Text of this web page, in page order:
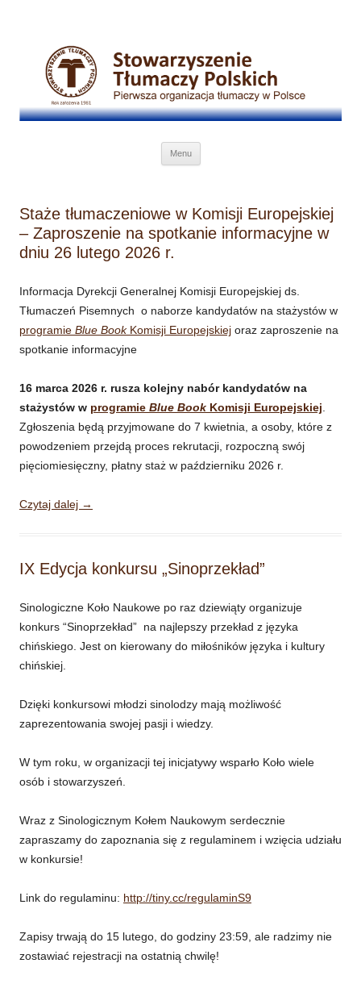
Menu
Staże tłumaczeniowe w Komisji Europejskiej
– Zaproszenie na spotkanie informacyjne w
dniu 26 lutego 2026 r.
Informacja Dyrekcji Generalnej Komisji Europejskiej ds.
Tłumaczeń Pisemnych o naborze kandydatów na stażystów w
programie Blue Book Komisji Europejskiej oraz zaproszenie na
spotkanie informacyjne
16 marca 2026 r. rusza kolejny nabór kandydatów na
stażystów w programie Blue Book Komisji Europejskiej.
Zgłoszenia będą przyjmowane do 7 kwietnia, a osoby, które z
powodzeniem przejdą proces rekrutacji, rozpoczną swój
pięciomiesięczny, płatny staż w październiku 2026 r.
Czytaj dalej →
IX Edycja konkursu „Sinoprzekład”
Sinologiczne Koło Naukowe po raz dziewiąty organizuje
konkurs “Sinoprzekład” na najlepszy przekład z języka
chińskiego. Jest on kierowany do miłośników języka i kultury
chińskiej.
Dzięki konkursowi młodzi sinolodzy mają możliwość
zaprezentowania swojej pasji i wiedzy.
W tym roku, w organizacji tej inicjatywy wsparło Koło wiele
osób i stowarzyszeń.
Wraz z Sinologicznym Kołem Naukowym serdecznie
zapraszamy do zapoznania się z regulaminem i wzięcia udziału
w konkursie!
Link do regulaminu: http://tiny.cc/regulaminS9
Zapisy trwają do 15 lutego, do godziny 23:59, ale radzimy nie
zostawiać rejestracji na ostatnią chwilę!